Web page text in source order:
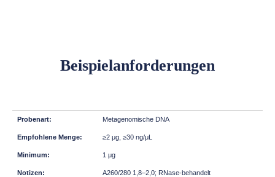
Beispielanforderungen
Metagenomische DNA
≥2 μg, ≥30 ng/μL
1 μg
A260/280 1,8–2,0; RNase-behandelt